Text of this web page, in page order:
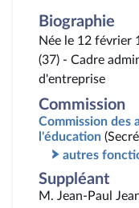
Biographie
Née le 12 février
(37) - Cadre
d'entreprise
Commission
Commission des
l'éducation
autres
Suppléant
M. Jean-Paul